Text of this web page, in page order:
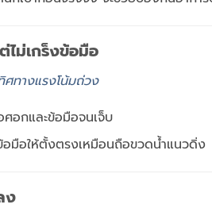
ม่เกร็งข้อมือ
ทางแรงโน้มถ่วง
อกและข้อมือจนเจ็บ
มือให้ตั้งตรงเหมือนถือขวดน้ำแนวดิ่ง
ง